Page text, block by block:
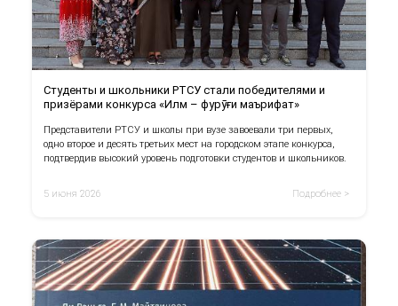
Студенты и школьники РТСУ стали победителями и
призёрами конкурса «Илм – фурӯғи маърифат»
Представители РТСУ и школы при вузе завоевали три первых,
одно второе и десять третьих мест на городском этапе конкурса,
подтвердив высокий уровень подготовки студентов и школьников.
5 июня 2026 Подробнее >